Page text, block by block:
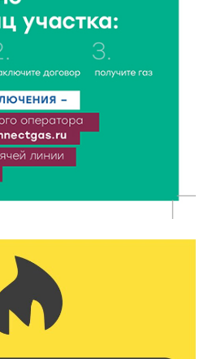
и детсады Зубцова к 1
художника
героях СВО проходит в РГБ
продуктивность
в Твери дети сняли